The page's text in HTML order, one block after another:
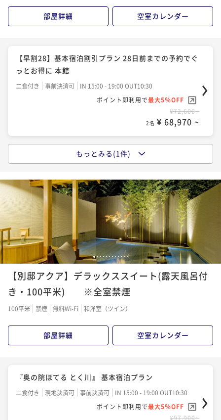
部屋詳細 空室カレンダー
【早割28】基本宿泊割引プラン 28日前までの予約でぐ
っとお得に 本館
二食付き 事前決済可
IN 15:00 - 19:00 OUT10:30
ポイント即利用で最大5％OFF
¥72,600~
2名 ¥ 68,970 ~
『奥の院ほてる とく川』 基本宿泊プラン
ポイント即利用で最大5％OFF
¥83,600~
2名 ¥ 79,420 ~
もっとみる(1件)
12 3456789 101112
【別邸アクア】デラックススイート(露天風呂付
き・100平米) ※全室禁煙
100平米 禁煙 無料Wi-Fi 和洋室（ツイン）
部屋詳細 空室カレンダー
『奥の院ほてる とく川』 基本宿泊プラン
二食付き 現地決済可 事前決済可
IN 15:00 - 19:00 OUT10:30
ポイント即利用で最大5％OFF
¥97,900~